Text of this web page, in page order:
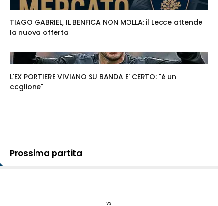
TIAGO GABRIEL, IL BENFICA NON MOLLA: il Lecce attende
la nuova offerta
L'EX PORTIERE VIVIANO SU BANDA E' CERTO: "è un
coglione"
Prossima partita
vs